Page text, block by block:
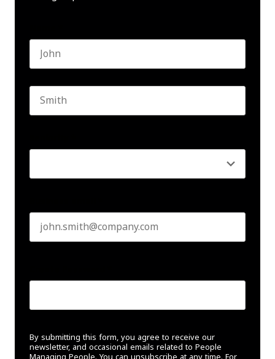
By submitting this form, you agree to receive our
newsletter, and occasional emails related to People
Managing People. You can unsubscribe at any time. For